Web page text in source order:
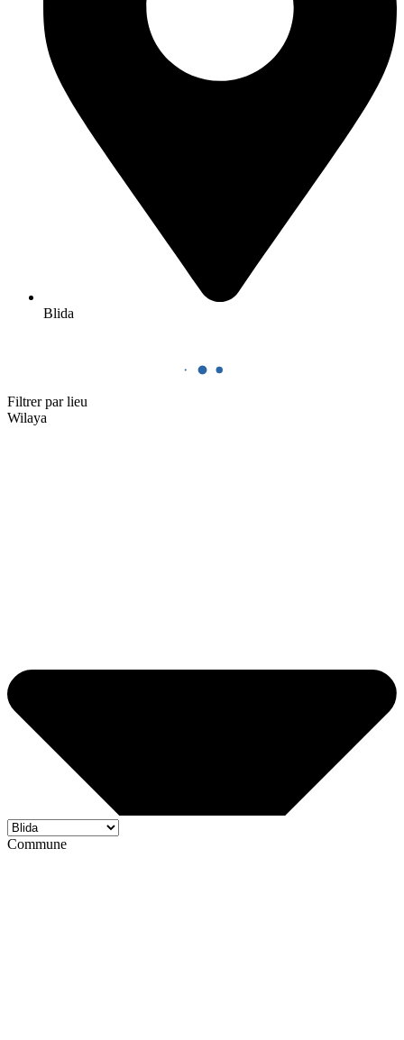
Blida
Filtrer par lieu
Wilaya
Commune